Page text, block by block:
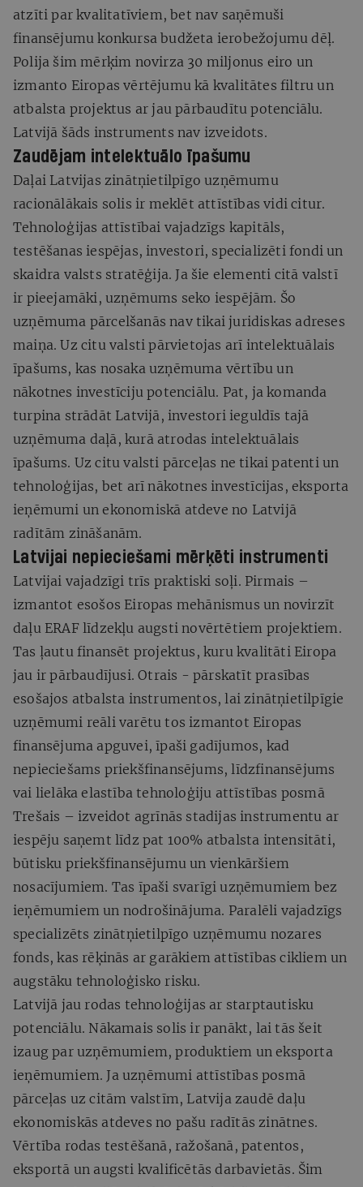
atzīti par kvalitatīviem, bet nav saņēmuši
finansējumu konkursa budžeta ierobežojumu dēļ.
Polija šim mērķim novirza 30 miljonus eiro un
izmanto Eiropas vērtējumu kā kvalitātes filtru un
atbalsta projektus ar jau pārbaudītu potenciālu.
Latvijā šāds instruments nav izveidots.
Zaudējam intelektuālo īpašumu
Daļai Latvijas zinātņietilpīgo uzņēmumu
racionālākais solis ir meklēt attīstības vidi citur.
Tehnoloģijas attīstībai vajadzīgs kapitāls,
testēšanas iespējas, investori, specializēti fondi un
skaidra valsts stratēģija. Ja šie elementi citā valstī
ir pieejamāki, uzņēmums seko iespējām. Šo
uzņēmuma pārcelšanās nav tikai juridiskas adreses
maiņa. Uz citu valsti pārvietojas arī intelektuālais
īpašums, kas nosaka uzņēmuma vērtību un
nākotnes investīciju potenciālu. Pat, ja komanda
turpina strādāt Latvijā, investori ieguldīs tajā
uzņēmuma daļā, kurā atrodas intelektuālais
īpašums. Uz citu valsti pārceļas ne tikai patenti un
tehnoloģijas, bet arī nākotnes investīcijas, eksporta
ieņēmumi un ekonomiskā atdeve no Latvijā
radītām zināšanām.
Latvijai nepieciešami mērķēti instrumenti
Latvijai vajadzīgi trīs praktiski soļi. Pirmais –
izmantot esošos Eiropas mehānismus un novirzīt
daļu ERAF līdzekļu augsti novērtētiem projektiem.
Tas ļautu finansēt projektus, kuru kvalitāti Eiropa
jau ir pārbaudījusi. Otrais - pārskatīt prasības
esošajos atbalsta instrumentos, lai zinātņietilpīgie
uzņēmumi reāli varētu tos izmantot Eiropas
finansējuma apguvei, īpaši gadījumos, kad
nepieciešams priekšfinansējums, līdzfinansējums
vai lielāka elastība tehnoloģiju attīstības posmā
Trešais – izveidot agrīnās stadijas instrumentu ar
iespēju saņemt līdz pat 100% atbalsta intensitāti,
būtisku priekšfinansējumu un vienkāršiem
nosacījumiem. Tas īpaši svarīgi uzņēmumiem bez
ieņēmumiem un nodrošinājuma. Paralēli vajadzīgs
specializēts zinātņietilpīgo uzņēmumu nozares
fonds, kas rēķinās ar garākiem attīstības cikliem un
augstāku tehnoloģisko risku.
Latvijā jau rodas tehnoloģijas ar starptautisku
potenciālu. Nākamais solis ir panākt, lai tās šeit
izaug par uzņēmumiem, produktiem un eksporta
ieņēmumiem. Ja uzņēmumi attīstības posmā
pārceļas uz citām valstīm, Latvija zaudē daļu
ekonomiskās atdeves no pašu radītās zinātnes.
Vērtība rodas testēšanā, ražošanā, patentos,
eksportā un augsti kvalificētās darbavietās. Šim